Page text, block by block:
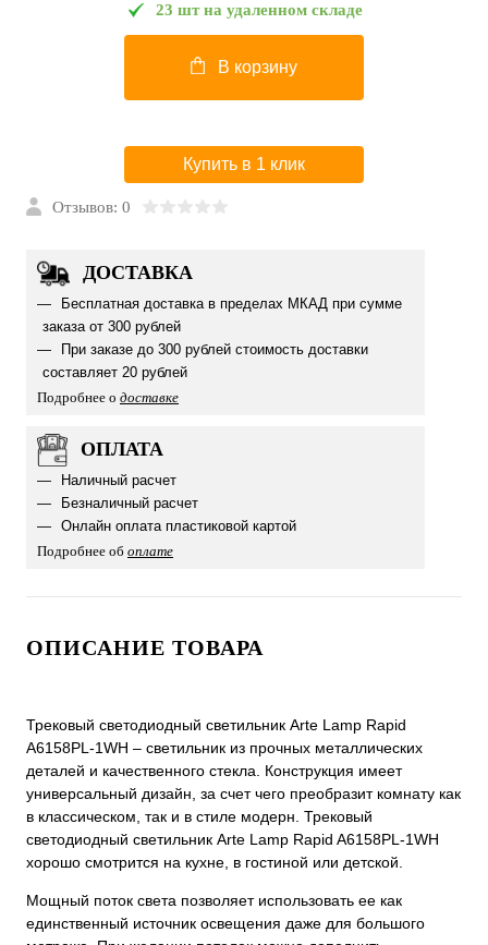
23 шт на удаленном складе
В корзину
Купить в 1 клик
Отзывов: 0
ДОСТАВКА
Бесплатная доставка в пределах МКАД при сумме
заказа от 300 рублей
При заказе до 300 рублей стоимость доставки
составляет 20 рублей
Подробнее о доставке
ОПЛАТА
Наличный расчет
Безналичный расчет
Онлайн оплата пластиковой картой
Подробнее об оплате
ОПИСАНИЕ ТОВАРА
Трековый светодиодный светильник Arte Lamp Rapid
A6158PL-1WH – светильник из прочных металлических
деталей и качественного стекла. Конструкция имеет
универсальный дизайн, за счет чего преобразит комнату как
в классическом, так и в стиле модерн. Трековый
светодиодный светильник Arte Lamp Rapid A6158PL-1WH
хорошо смотрится на кухне, в гостиной или детской.
Мощный поток света позволяет использовать ее как
единственный источник освещения даже для большого